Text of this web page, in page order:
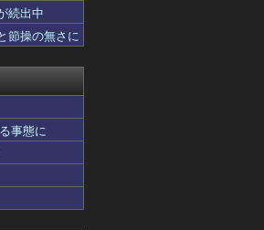
...
＠ネ...
...
...
...
続出中
節操の無さに
事態に